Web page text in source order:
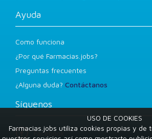
Ayuda
Como funciona
¿Por qué Farmacias.jobs?
Preguntas frecuentes
¿Alguna duda? Contáctanos
Síguenos
Facebook
USO DE COOKIES
Farmacias.jobs utiliza cookies propias y de